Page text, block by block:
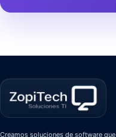
Creamos soluciones de software que